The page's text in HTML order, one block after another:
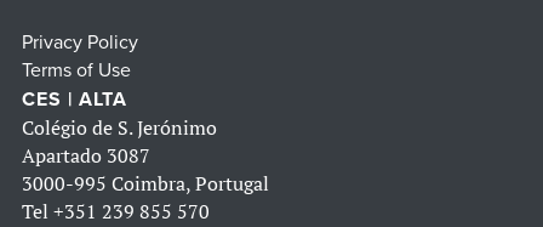
Privacy Policy
Terms of Use
CES | ALTA
Colégio de S. Jerónimo
Apartado 3087
3000-995 Coimbra, Portugal
Tel +351 239 855 570